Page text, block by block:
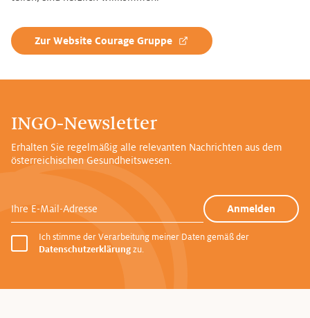
Zur Website Courage Gruppe
INGO-Newsletter
Erhalten Sie regelmäßig alle relevanten Nachrichten aus dem
österreichischen Gesundheitswesen.
Ihre E-Mail-Adresse
Anmelden
Ich stimme der Verarbeitung meiner Daten gemäß der
Datenschutzerklärung zu.